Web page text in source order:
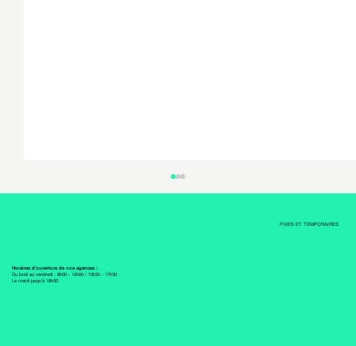
FIXES ET TEMPORAIRES
Horaires d'ouverture de nos agences :
Du lundi au vendredi : 8h00 - 12h00 / 13h30 - 17h30
Le mardi jusqu'à 18h30